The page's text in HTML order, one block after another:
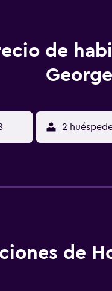
de
2
de